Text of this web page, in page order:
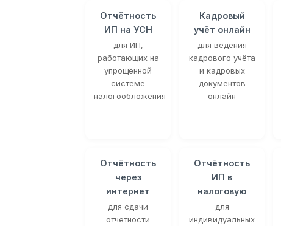
Отчётность
ИП на УСН
для ИП,
работающих на
упрощённой
системе
налогообложения
Кадровый
учёт онлайн
для ведения
кадрового учёта
и кадровых
документов
онлайн
Отчётность
через
интернет
для сдачи
отчётности
Отчётность
ИП в
налоговую
для
индивидуальных